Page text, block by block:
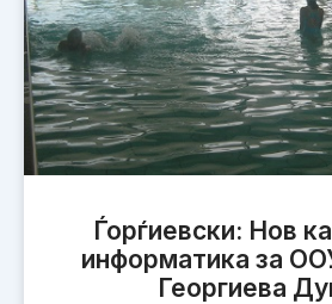
Ѓорѓиевски: Нов
информатика за
Георгиева